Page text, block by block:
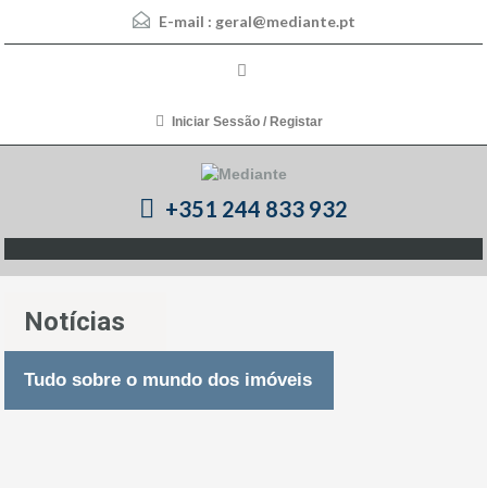
E-mail : geral@mediante.pt
Iniciar Sessão / Registar
+351 244 833 932
Notícias
Tudo sobre o mundo dos imóveis